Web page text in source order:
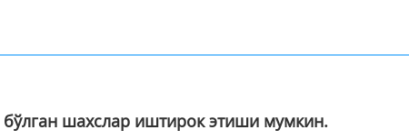
шахслар иштирок этиши мумкин.